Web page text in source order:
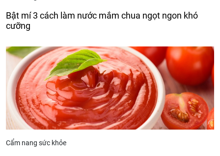
Bật mí 3 cách làm nước mắm chua ngọt ngon khó
cưỡng
Cẩm nang sức khỏe